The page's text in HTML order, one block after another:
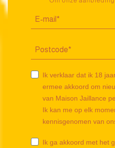
Ik verklaar dat ik 18
ermee akkoord om
van Maison Jaillance
Ik kan me op elk
kennisgenomen van
Ik ga akkoord met het